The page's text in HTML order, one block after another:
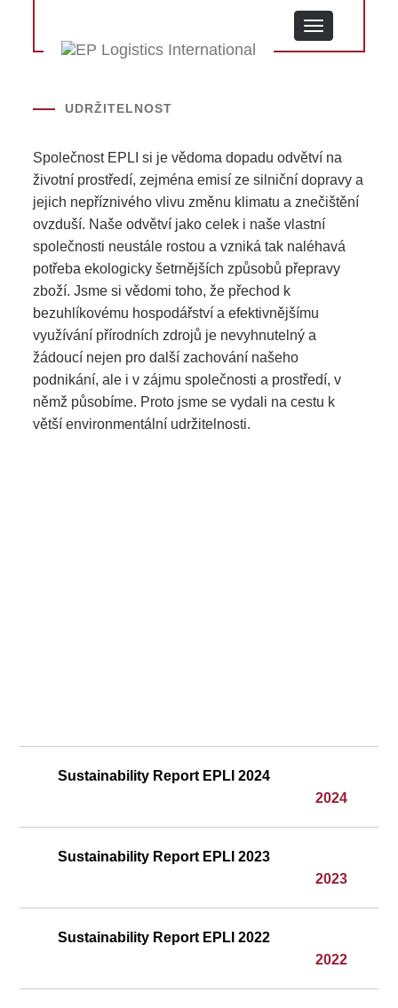
MENU
UDRŽITELNOST
Společnost EPLI si je vědoma dopadu odvětví na
životní prostředí, zejména emisí ze silniční dopravy a
jejich nepříznivého vlivu změnu klimatu a znečištění
ovzduší. Naše odvětví jako celek i naše vlastní
společnosti neustále rostou a vzniká tak naléhavá
potřeba ekologicky šetrnějších způsobů přepravy
zboží. Jsme si vědomi toho, že přechod k
bezuhlíkovému hospodářství a efektivnějšímu
využívání přírodních zdrojů je nevyhnutelný a
žádoucí nejen pro další zachování našeho
podnikání, ale i v zájmu společnosti a prostředí, v
němž působíme. Proto jsme se vydali na cestu k
větší environmentální udržitelnosti.
Sustainability Report EPLI 2024
2024
Sustainability Report EPLI 2023
2023
Sustainability Report EPLI 2022
2022